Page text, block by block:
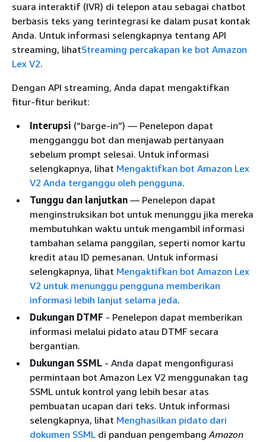
suara interaktif (IVR) di telepon atau sebagai chatbot
berbasis teks yang terintegrasi ke dalam pusat kontak
Anda. Untuk informasi selengkapnya tentang API
streaming, lihatStreaming percakapan ke bot Amazon
Lex V2.
Dengan API streaming, Anda dapat mengaktifkan
fitur-fitur berikut:
Interupsi (“barge-in”) — Penelepon dapat
mengganggu bot dan menjawab pertanyaan
sebelum prompt selesai. Untuk informasi
selengkapnya, lihat Mengaktifkan bot Amazon Lex
V2 Anda terganggu oleh pengguna.
Tunggu dan lanjutkan — Penelepon dapat
menginstruksikan bot untuk menunggu jika mereka
membutuhkan waktu untuk mengambil informasi
tambahan selama panggilan, seperti nomor kartu
kredit atau ID pemesanan. Untuk informasi
selengkapnya, lihat Mengaktifkan bot Amazon Lex
V2 untuk menunggu pengguna memberikan
informasi lebih lanjut selama jeda.
Dukungan DTMF - Penelepon dapat memberikan
informasi melalui pidato atau DTMF secara
bergantian.
Dukungan SSML - Anda dapat mengonfigurasi
permintaan bot Amazon Lex V2 menggunakan tag
SSML untuk kontrol yang lebih besar atas
pembuatan ucapan dari teks. Untuk informasi
selengkapnya, lihat Menghasilkan pidato dari
dokumen SSML di panduan pengembangAmazon